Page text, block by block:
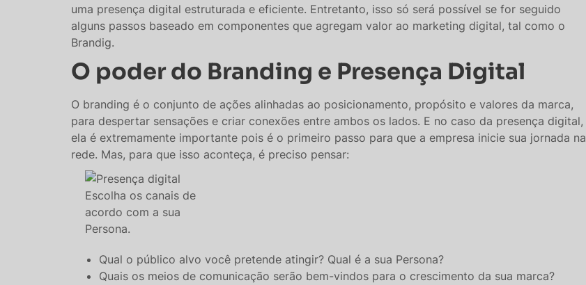
uma presença digital estruturada e eficiente. Entretanto, isso só será possível se for seguido
alguns passos baseado em componentes que agregam valor ao marketing digital, tal como o
Brandig.
O poder do Branding e Presença Digital
O branding é o conjunto de ações alinhadas ao posicionamento, propósito e valores da marca,
para despertar sensações e criar conexões entre ambos os lados. E no caso da presença digital,
ela é extremamente importante pois é o primeiro passo para que a empresa inicie sua jornada na
rede. Mas, para que isso aconteça, é preciso pensar:
Escolha os canais de
acordo com a sua
Persona.
Qual o público alvo você pretende atingir? Qual é a sua Persona?
Quais os meios de comunicação serão bem-vindos para o crescimento da sua marca?